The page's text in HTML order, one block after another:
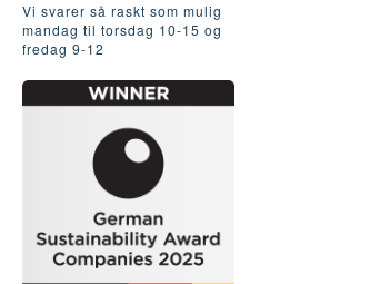
Vi svarer så raskt som mulig
mandag til torsdag 10-15 og
fredag ​​9-12